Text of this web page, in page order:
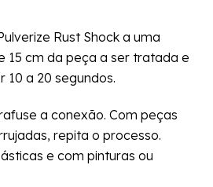
Rust Shock a uma
15 cm da peça a ser tratada e
10 a 20 segundos.
a conexão. Com peças
repita o processo.
e com pinturas ou